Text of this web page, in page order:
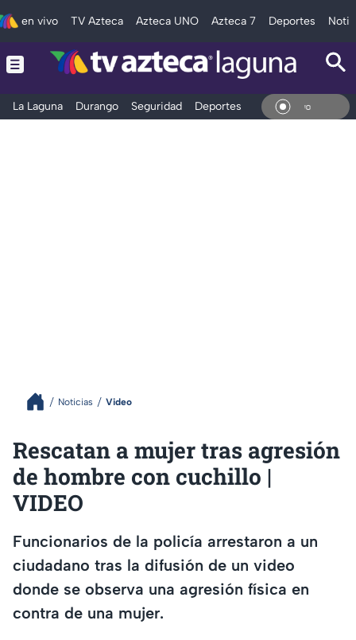
en vivo TV Azteca Azteca UNO Azteca 7 Deportes
La Laguna Durango Seguridad Deportes Entretenimiento En
Noticias Video
Rescatan a mujer tras agresión
de hombre con cuchillo |
VIDEO
Funcionarios de la policía arrestaron a un
ciudadano tras la difusión de un video
donde se observa una agresión física en
contra de una mujer.